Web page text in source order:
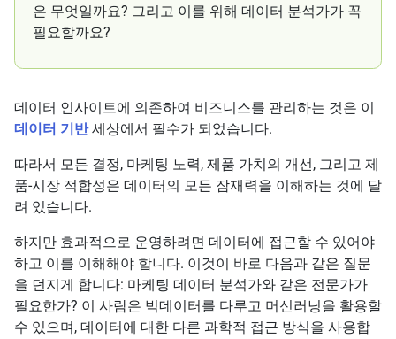
은 무엇일까요? 그리고 이를 위해 데이터 분석가가 꼭
필요할까요?
데이터 인사이트에 의존하여 비즈니스를 관리하는 것은 이
데이터 기반세상에서 필수가 되었습니다.
따라서 모든 결정, 마케팅 노력, 제품 가치의 개선, 그리고 제
품-시장 적합성은 데이터의 모든 잠재력을 이해하는 것에 달
려 있습니다.
하지만 효과적으로 운영하려면 데이터에 접근할 수 있어야
하고 이를 이해해야 합니다. 이것이 바로 다음과 같은 질문
을 던지게 합니다: 마케팅 데이터 분석가와 같은 전문가가
필요한가? 이 사람은 빅데이터를 다루고 머신러닝을 활용할
수 있으며, 데이터에 대한 다른 과학적 접근 방식을 사용합